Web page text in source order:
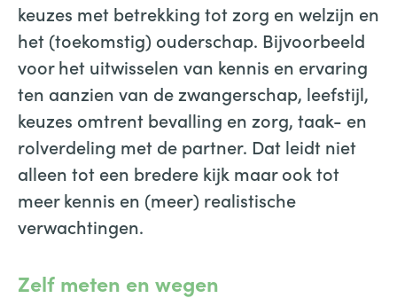
keuzes met betrekking tot zorg en welzijn en
het (toekomstig) ouderschap. Bijvoorbeeld
voor het uitwisselen van kennis en ervaring
ten aanzien van de zwangerschap, leefstijl,
keuzes omtrent bevalling en zorg, taak- en
rolverdeling met de partner. Dat leidt niet
alleen tot een bredere kijk maar ook tot
meer kennis en (meer) realistische
verwachtingen.
Zelf meten en wegen